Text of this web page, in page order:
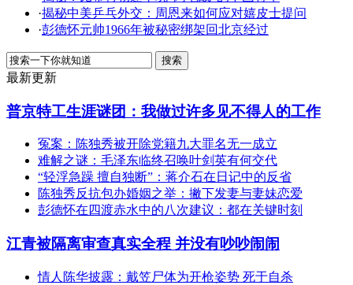
·揭秘中美乒乓外交：周恩来如何应对嬉皮士提问
·彭德怀元帅1966年被秘密绑架回北京经过
最新更新
普京特工生涯谜团：我做过许多见不得人的工作
冤案：陈独秀被开除党籍九大罪名无一成立
难解之谜：毛泽东临终召唤叶剑英有何交代
“轻浮急躁 擅自独断”：蒋介石在日记中的反省
陈独秀反抗包办婚姻之举：撇下发妻与妻妹恋爱
彭德怀在四渡赤水中的八次建议：都在关键时刻
江青被隔离审查真实全程 并没有吵吵闹闹
情人陈华披露：戴笠尸体为开枪姿势 死于自杀